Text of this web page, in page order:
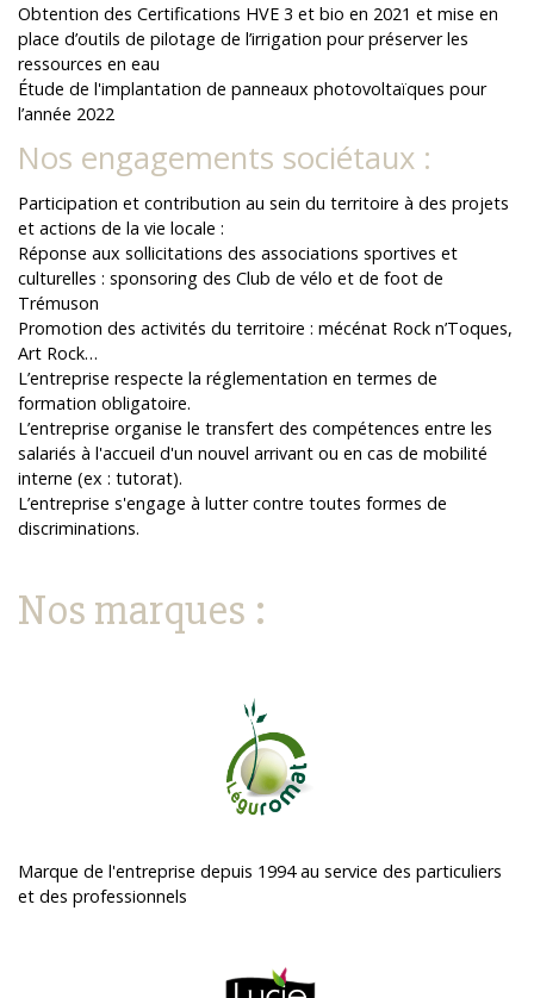
Obtention des Certifications HVE 3 et bio en 2021 et mise en
place d’outils de pilotage de l’irrigation pour préserver les
ressources en eau
Étude de l'implantation de panneaux photovoltaïques pour
l’année 2022
Nos engagements sociétaux :
Participation et contribution au sein du territoire à des projets
et actions de la vie locale :
Réponse aux sollicitations des associations sportives et
culturelles : sponsoring des Club de vélo et de foot de
Trémuson
Promotion des activités du territoire : mécénat Rock n’Toques,
Art Rock…
L’entreprise respecte la réglementation en termes de
formation obligatoire.
L’entreprise organise le transfert des compétences entre les
salariés à l'accueil d'un nouvel arrivant ou en cas de mobilité
interne (ex : tutorat).
L’entreprise s'engage à lutter contre toutes formes de
discriminations.
Nos marques :
Marque de l'entreprise depuis 1994 au service des particuliers
et des professionnels